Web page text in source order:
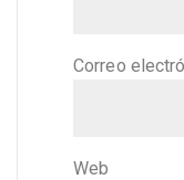
Correo
Web